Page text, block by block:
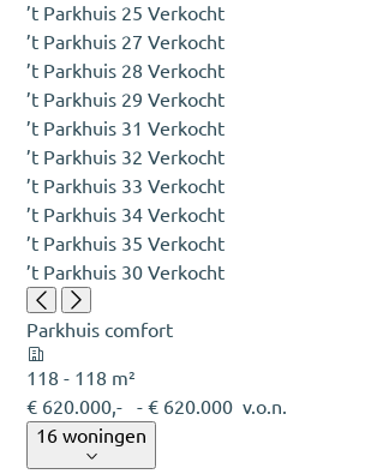
’t Parkhuis 25Verkocht
’t Parkhuis 27Verkocht
’t Parkhuis 28Verkocht
’t Parkhuis 29Verkocht
’t Parkhuis 31Verkocht
’t Parkhuis 32Verkocht
’t Parkhuis 33Verkocht
’t Parkhuis 34Verkocht
’t Parkhuis 35Verkocht
’t Parkhuis 30Verkocht
Parkhuis comfort
118 - 118 m²
€ 620.000,-
- € 620.000 v.o.n.
16 woningen